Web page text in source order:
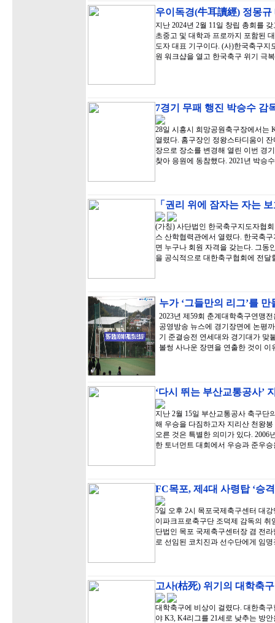
우이독경(牛耳讀經) 정몽
지난 2024년 2월 11일 창립 총회를
초중고 및 대학과 프로까지 포함된
도자 대표 기구이다. (사)한국축구지
원 워크샵을 열고 한국축구 위기 극
7경기 무패 행진 박승수
28일 시흥시 희망공원축구장에서는
열렸다. 홈구장인 정왕스타디움이
장으로 장소를 변경해 열린 이번 경
찾아 응원에 동참했다. 2021년 박승
「권리 위에 잠자는 자는
(가칭) 사단법인 한국축구지도자협
스 산학협력관에서 열렸다. 한국축
면 누구나 회원 자격을 갖는다. 그동
을 공식적으로 대한축구협회에 전
누가 ‘그들만의 리그’를
2023년 제59회 춘계대학축구연맹
공영방송 뉴스에 경기장면에 논평
기 준결승전 연세대와 경기대가 맞
볼썽 사나운 장면을 연출한 것이
‘다시 뛰는 부산교통공사’
지난 2월 15일 부산교통공사 축구단
해 우승을 다짐하고자 지리산 천왕
오른 것은 특별한 의미가 있다.
한 토너먼트 대회에서 우승과 준우
FC목포, 제4대 사령탑 ‘승
5일 오후 2시 목포국제축구센터 대
이파크프로축구단 조덕제 감독의
단법인 목포 국제축구센터장 겸 전
로 선임된 코치진과 선수단에게 임
고사(枯死) 위기의 대학축
대학축구에 비상이 걸렸다. 대한축
야 K3, K4리그를 21세로 낮추는 방